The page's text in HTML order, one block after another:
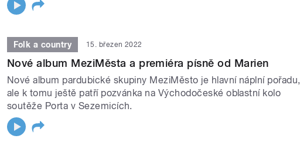
Folk a country 15. březen 2022
Nové album MeziMěsta a premiéra písně od Marien
Nové album pardubické skupiny MeziMěsto je hlavní náplní pořadu,
ale k tomu ještě patří pozvánka na Východočeské oblastní kolo
soutěže Porta v Sezemicích.